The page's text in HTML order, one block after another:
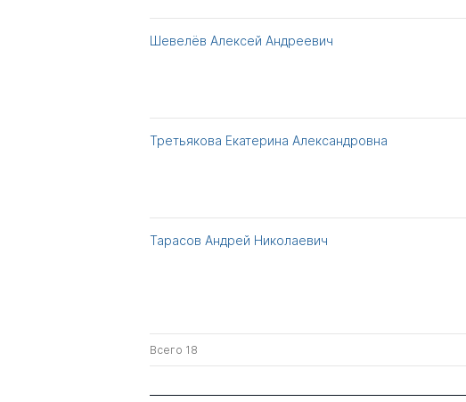
Шевелёв Алексей Андреевич
Третьякова Екатерина Александровна
Тарасов Андрей Николаевич
Всего 18